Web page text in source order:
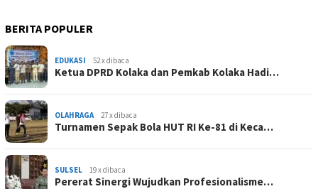
BERITA POPULER
EDUKASI 52 x dibaca
Ketua DPRD Kolaka dan Pemkab Kolaka Hadi…
OLAHRAGA 27 x dibaca
Turnamen Sepak Bola HUT RI Ke-81 di Keca…
SULSEL 19 x dibaca
Pererat Sinergi Wujudkan Profesionalisme…